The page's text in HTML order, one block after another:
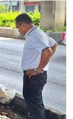
ครั้ง
เดียว!
12
สิงหาคม
แม่
เข้า
ฟรี
สวน
นงนุช
พัทยา
มอบ